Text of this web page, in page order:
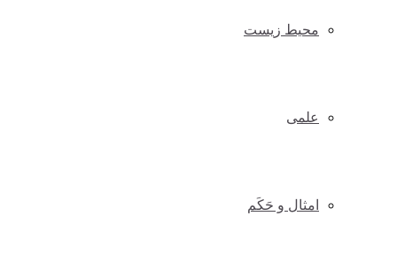
محیط زیست
علمی
امثال و حَکَم